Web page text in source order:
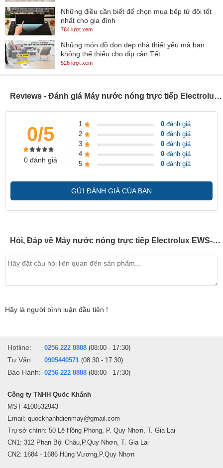
Những điều cần biết để chọn mua bếp từ đôi tốt
nhất cho gia đình
764 lượt xem
Những món đồ dọn dẹp nhà thiết yếu mà bạn
không thể thiếu cho dịp cận Tết
526 lượt xem
Reviews - Đánh giá Máy nước nóng trực tiếp Electrolux EWS-202DX-DWM
0/5
0 đánh giá
1 0 đánh giá
2
0 đánh giá
3
0 đánh giá
4
0 đánh giá
5
0 đánh giá
GỬI ĐÁNH GIÁ CỦA BẠN
Hỏi, Đáp về Máy nước nóng trực tiếp Electrolux EWS-202DX-DWM
Hãy là người bình luận đầu tiên !
Hotline: 0256 222 8888 (08:00 - 17:30)
Tư Vấn 0905440571 (08:30 - 17:30)
Bảo Hành: 0256 222 8888 (08:00 - 17:30)
Công ty TNHH Quốc Khánh
MST 4100532943
Email: quockhanhdienmay@gmail.com
Trụ sở chính: 50 Lê Hồng Phong, P. Quy Nhơn, T. Gia Lai
CN1: 312 Phan Bội Châu,P.Quy Nhơn, T. Gia Lai
CN2: 1684 - 1686 Hùng Vương,P.Quy Nhơn